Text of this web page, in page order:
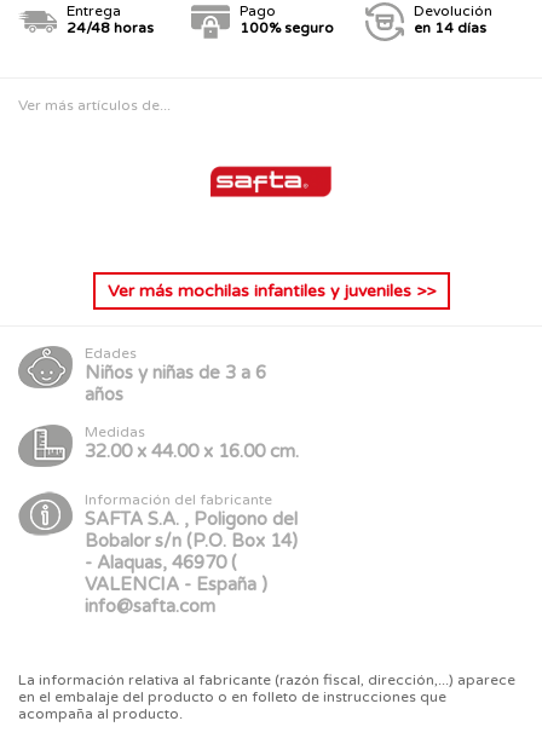
Entrega
24/48 horas
Pago
100% seguro
Devolución
en 14 días
Ver más artículos de...
Ver más mochilas infantiles y juveniles>>
Edades
Niños y niñas de 3 a 6
años
Medidas
32.00 x 44.00 x 16.00 cm.
Información del fabricante
SAFTA S.A. , Poligono del
Bobalor s/n (P.O. Box 14)
- Alaquas, 46970 (
VALENCIA - España )
info@safta.com
La información relativa al fabricante (razón fiscal, dirección,...) aparece
en el embalaje del producto o en folleto de instrucciones que
acompaña al producto.